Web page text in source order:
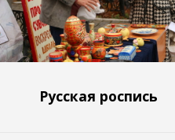
Русская роспись